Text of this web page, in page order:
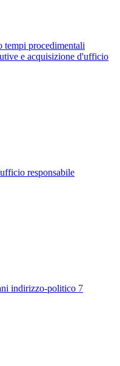
tempi procedimentali
e acquisizione d'ufficio
responsabile
indirizzo-politico 7